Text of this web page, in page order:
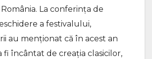
La conferința de
a festivalului,
au menționat că în acest an
fi încântat de creația clasicilor,